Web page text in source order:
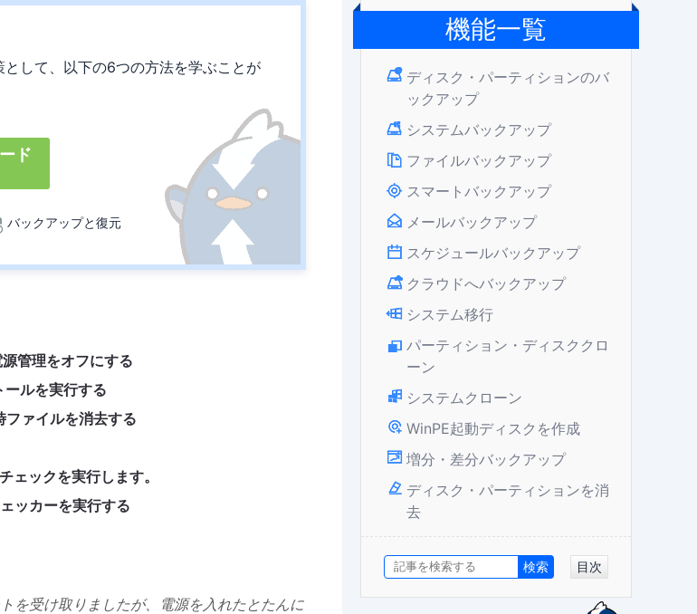
して、以下の6つの方法を学ぶことが
ド
バックアップと復元
管理をオフにする
ルを実行する
ァイルを消去する
ックを実行します。
ッカーを実行する
を受け取りましたが、電源を入れたとたんに
機能一覧
ディスク・パーティションのバ
ックアップ
システムバックアップ
ファイルバックアップ
スマートバックアップ
メールバックアップ
スケジュールバックアップ
クラウドへバックアップ
システム移行
パーティション・ディスククロ
ーン
システムクローン
WinPE起動ディスクを作成
増分・差分バックアップ
ディスク・パーティションを消
去
目次